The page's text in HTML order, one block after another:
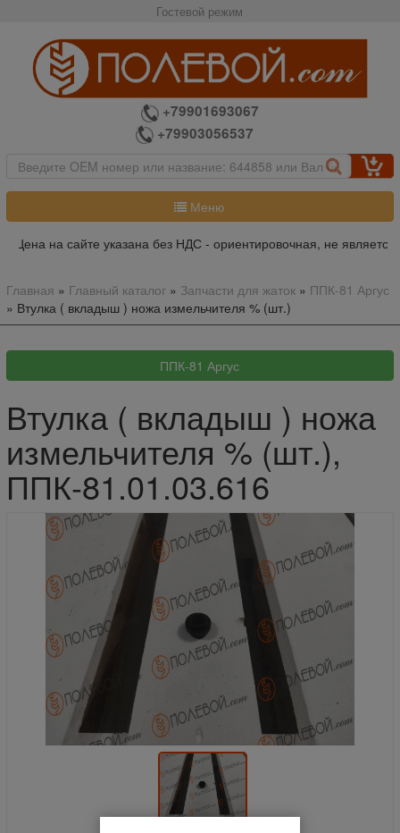
Гостевой режим
+79901693067
+79903056537
Меню
Цена на сайте указана без НДС - ориентировочная, не
Главная » Главный каталог» Запчасти для жаток» ППК-81 Аргус
» Втулка ( вкладыш ) ножа измельчителя % (шт.)
Втулка ( вкладыш ) ножа
измельчителя % (шт.),
ППК-81.01.03.616